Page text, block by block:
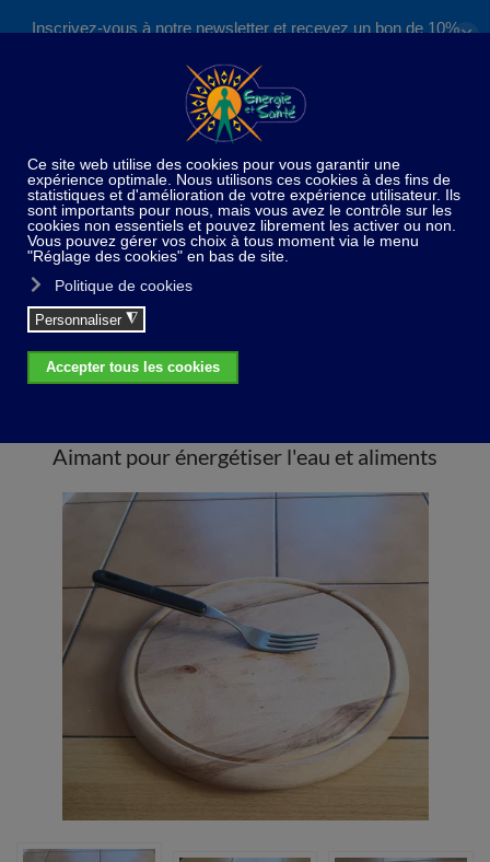
Inscrivez-vous à notre newsletter et recevez un bon de 10%
S'inscrire
✕
Home Traitement de l’eau
énergétiser l'eau et aliments
Aimant pour énergétiser l'eau et aliments